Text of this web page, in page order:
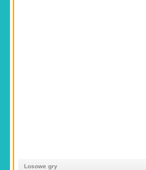
Losowe gry